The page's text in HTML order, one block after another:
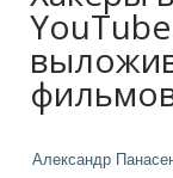
Александр